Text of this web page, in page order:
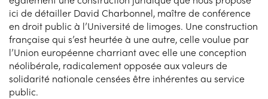
ici de détailler David Charbonnel, maître de conférence
en droit public à l’Université de limoges. Une construction
française qui s’est heurtée à une autre, celle voulue par
l’Union européenne charriant avec elle une conception
néolibérale, radicalement opposée aux valeurs de
solidarité nationale censées être inhérentes au service
public.